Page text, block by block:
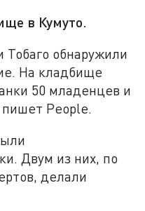
в Кумуто.
обнаружили
На кладбище
50 младенцев и
People.
Двум из них, по
делали